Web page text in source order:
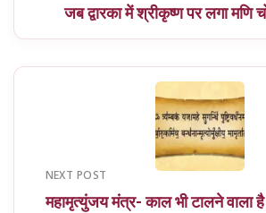
जब द्वारका में श्रीकृष्ण पर लगा मणि
NEXT POST
महामृत्युंजय मंत्र- काल भी टालने वाला